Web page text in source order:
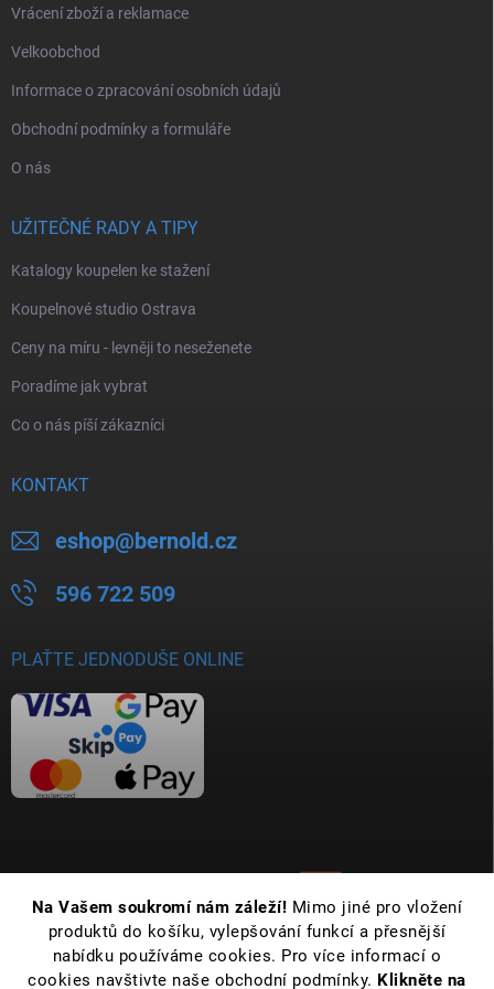
Na Vašem soukromí nám záleží! Mimo jiné pro vložení
produktů do košíku, vylepšování funkcí a přesnější
nabídku používáme cookies. Pro více informací o
cookies navštivte naše obchodní podmínky. Klikněte na
Vrácení zboží a reklamace
Velkoobchod
Informace o zpracování osobních údajů
Obchodní podmínky a formuláře
O nás
UŽITEČNÉ RADY A TIPY
Katalogy koupelen ke stažení
Koupelnové studio Ostrava
Ceny na míru - levněji to neseženete
Poradíme jak vybrat
Co o nás píší zákazníci
KONTAKT
eshop@bernold.cz
596 722 509
PLAŤTE JEDNODUŠE ONLINE